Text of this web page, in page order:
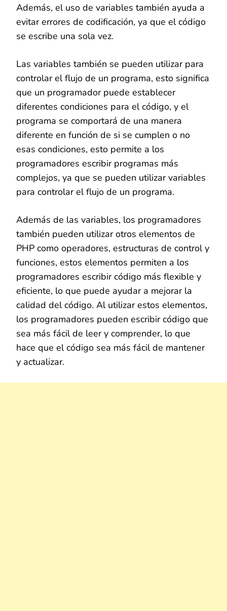
Además, el uso de variables también ayuda a
evitar errores de codificación, ya que el código
se escribe una sola vez.
Las variables también se pueden utilizar para
controlar el flujo de un programa, esto significa
que un programador puede establecer
diferentes condiciones para el código, y el
programa se comportará de una manera
diferente en función de si se cumplen o no
esas condiciones, esto permite a los
programadores escribir programas más
complejos, ya que se pueden utilizar variables
para controlar el flujo de un programa.
Además de las variables, los programadores
también pueden utilizar otros elementos de
PHP como operadores, estructuras de control y
funciones, estos elementos permiten a los
programadores escribir código más flexible y
eficiente, lo que puede ayudar a mejorar la
calidad del código. Al utilizar estos elementos,
los programadores pueden escribir código que
sea más fácil de leer y comprender, lo que
hace que el código sea más fácil de mantener
y actualizar.